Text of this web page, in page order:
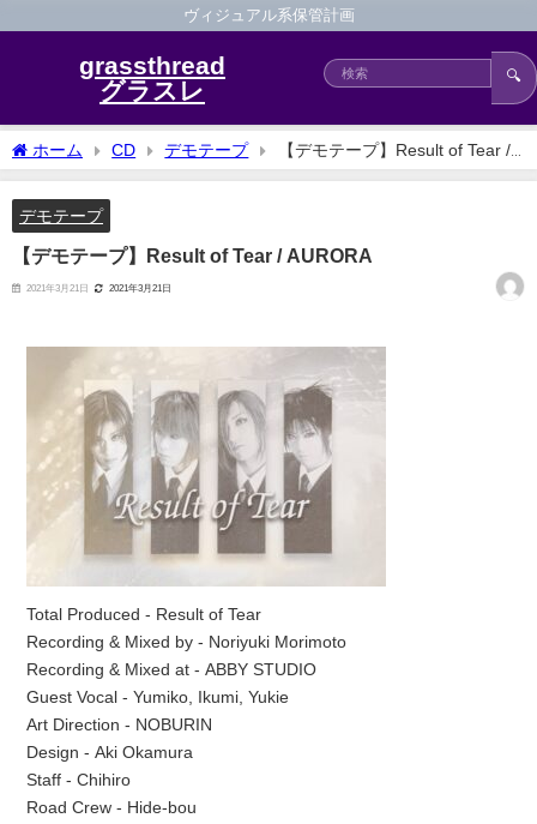
ヴィジュアル系保管計画
grassthread
グラスレ
🔍
ホーム CD デモテープ
【デモテープ】Result of Tear /
デモテープ
【デモテープ】Result of Tear / AURORA
2021年3月21日 2021年3月21日
Total Produced - Result of Tear
Recording & Mixed by - Noriyuki Morimoto
Recording & Mixed at - ABBY STUDIO
Guest Vocal - Yumiko, Ikumi, Yukie
Art Direction - NOBURIN
Design - Aki Okamura
Staff - Chihiro
Road Crew - Hide-bou